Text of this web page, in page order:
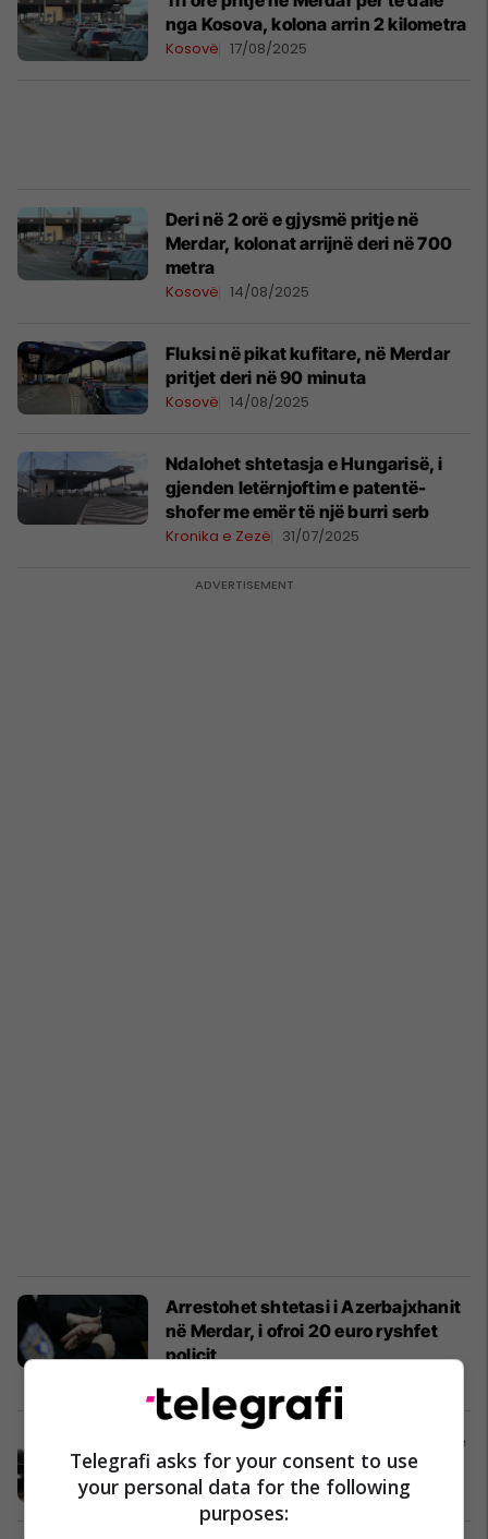
nga Kosova, kolona arrin 2 kilometra
Kosovë 17/08/2025
Deri në 2 orë e gjysmë pritje në
Merdar, kolonat arrijnë deri në 700
metra
Kosovë 14/08/2025
Fluksi në pikat kufitare, në Merdar
pritjet deri në 90 minuta
Kosovë 14/08/2025
Ndalohet shtetasja e Hungarisë, i
gjenden letërnjoftim e patentë-
shofer me emër të një burri serb
Kronika e Zezë 31/07/2025
Arrestohet shtetasi i Azerbajxhanit
në Merdar, i ofroi 20 euro ryshfet
policit
Rihapet rruga drejt pikës kufitare në
Merdar
Kosovë 01/07/2025
Telegrafi asks for your consent to use
your personal data for the following
purposes: